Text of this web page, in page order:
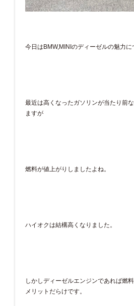
今日はBMW,MINIのディーゼルの魅力に
最近は高くなったガソリンが当たり前
ますが
燃料が値上がりしましたよね。
ハイオクは結構高くなりました。
しかしディーゼルエンジンであれば燃
メリットだらけです。